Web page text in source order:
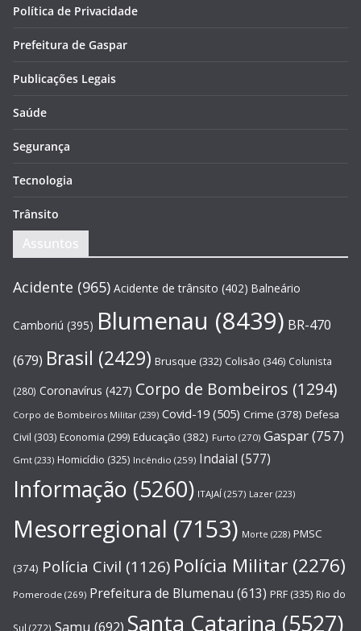
Política de Privacidade
Prefeitura de Gaspar
Publicações Legais
Saúde
Segurança
Tecnologia
Trânsito
Assuntos
Acidente (965) Acidente de trânsito (402) Balneário
Camboriú (395) Blumenau (8439) BR-470
(679) Brasil (2429) Brusque (332) Colisão (346) Colunista
(280) Coronavírus (427) Corpo de Bombeiros (1294)
Corpo de Bombeiros Militar (239) Covid-19 (505) Crime (378) Defesa
Civil (303) Economia (299) Educação (382) Furto (270) Gaspar(757)
Gmt (233) Homicídio (325) Incêndio (259) Indaial (577)
Informação (5260) ITAJAÍ (257) Lazer (223)
Mesorregional (7153) Morte (228) PMSC
(374) Polícia Civil (1126) Polícia Militar (2276)
Pomerode (269) Prefeitura de Blumenau (613) PRF (335) Rio do
Sul (272) Samu (692) Santa Catarina (5527)